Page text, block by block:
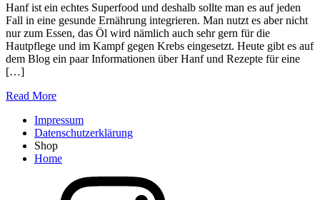
Hanf ist ein echtes Superfood und deshalb sollte man es auf jeden
Fall in eine gesunde Ernährung integrieren. Man nutzt es aber nicht
nur zum Essen, das Öl wird nämlich auch sehr gern für die
Hautpflege und im Kampf gegen Krebs eingesetzt. Heute gibt es auf
dem Blog ein paar Informationen über Hanf und Rezepte für eine
[…]
Read More
Impressum
Datenschutzerklärung
Shop
Home